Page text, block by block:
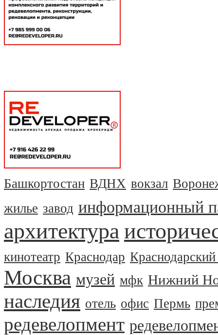
Башкортостан ВДНХ вокзал
жилье завод информационный
архитектура
кинотеатр Краснодар
Москва музей мфк Нижний
наследия отель офис Пермь
редевелопмент